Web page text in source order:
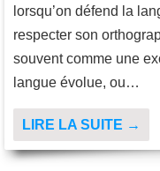
lorsqu’on défend la
respecter son
souvent comme une
langue évolue, ou…
LIRE LA SUITE →